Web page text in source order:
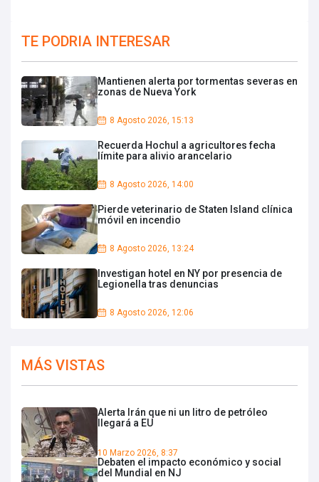
TE PODRIA INTERESAR
Mantienen alerta por tormentas severas en
zonas de Nueva York
8 Agosto 2026, 15:13
Recuerda Hochul a agricultores fecha
límite para alivio arancelario
8 Agosto 2026, 14:00
Pierde veterinario de Staten Island clínica
móvil en incendio
8 Agosto 2026, 13:24
Investigan hotel en NY por presencia de
Legionella tras denuncias
8 Agosto 2026, 12:06
MÁS VISTAS
Alerta Irán que ni un litro de petróleo
llegará a EU
10 Marzo 2026, 8:37
Debaten el impacto económico y social
del Mundial en NJ